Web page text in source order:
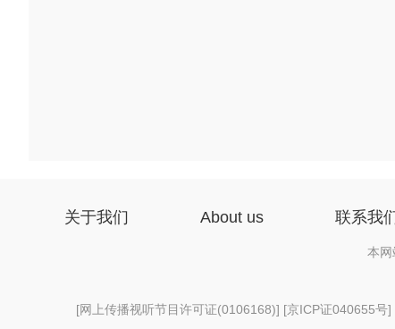
关于我们 About us 联系我
本网
[网上传播视听节目许可证(0106168)] [京ICP证040655号]